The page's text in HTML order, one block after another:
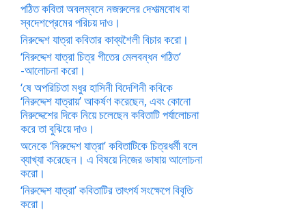
পঠিত কবিতা অবলম্বনে নজরুলের দেশাত্মবোধ বা
স্বদেশপ্রেমের পরিচয় দাও।
নিরুদ্দেশ যাত্রা কবিতার কাব্যশৈলী বিচার করো।
‘নিরুদ্দেশ যাত্রা চিত্র গীতের মেলবন্ধন গঠিত’
-আলোচনা করো।
‘ষে অপরিচিতা মধুর হাসিনী বিদেশিনী কবিকে
‘নিরুদ্দেশ যাত্রায়’ আকর্ষণ করেছেন, এবং কোনো
নিরুদ্দেশের দিকে নিয়ে চলেছেন কবিতাটি পর্যালোচনা
করে তা বুঝিয়ে দাও।
অনেকে ‘নিরুদ্দেশ যাত্রা’ কবিতাটিকে চিত্রধর্মী বলে
ব্যাখ্যা করেছেন। এ বিষয়ে নিজের ভাষায় আলোচনা
করো।
‘নিরুদ্দেশ যাত্রা’ কবিতাটির তাৎপর্য সংক্ষেপে বিবৃতি
করো।